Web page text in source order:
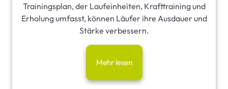
Trainingsplan, der Laufeinheiten, Krafttraining und
Erholung umfasst, können Läufer ihre Ausdauer und
Stärke verbessern.
Mehr lesen